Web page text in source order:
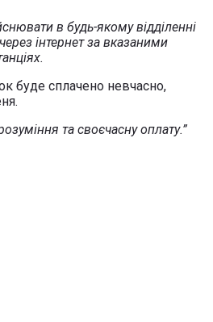
в будь-якому відділенні
інтернет за вказаними
буде сплачено невчасно,
та своєчасну оплату.”